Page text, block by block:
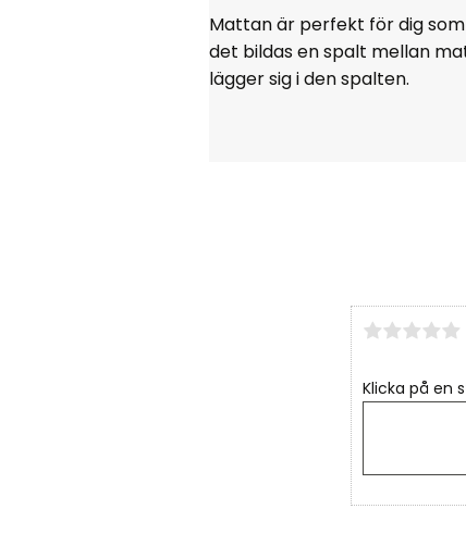
Mattan är perfekt för dig
det bildas en spalt mellan
lägger sig i den spalten.
Klicka på en